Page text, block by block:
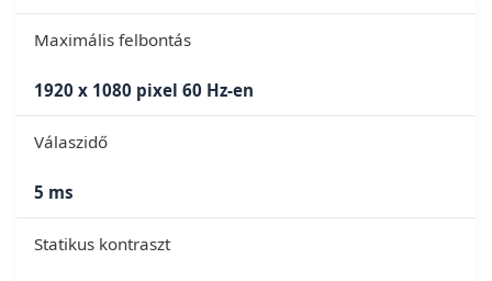
Maximális felbontás
1920 x 1080 pixel 60 Hz-en
Válaszidő
5 ms
Statikus kontraszt